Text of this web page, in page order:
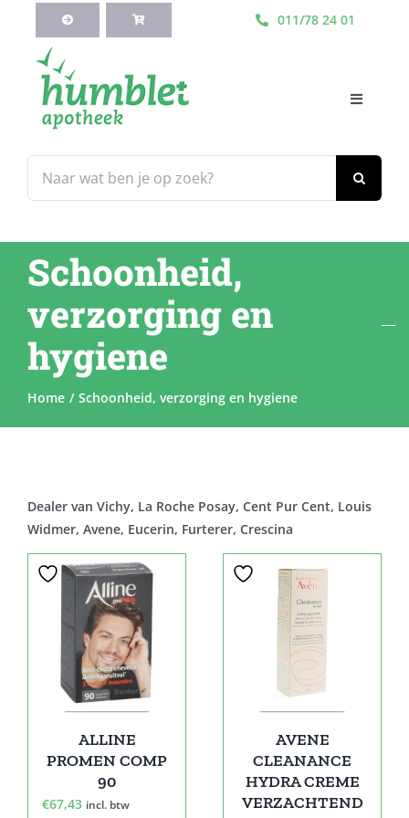
inhoud
011/78 24 01
naar:
Toggle
Webshop
Blog
Diensten
Schoonheid,
verzorging en
hygiene
Home Schoonheid, verzorging en hygiene
Dealer van Vichy, La Roche Posay, Cent Pur Cent, Louis
Widmer, Avene, Eucerin, Furterer, Crescina
ALLINE
PROMEN COMP
90
€67,43 incl. btw
AVENE
CLEANANCE
HYDRA CREME
VERZACHTEND